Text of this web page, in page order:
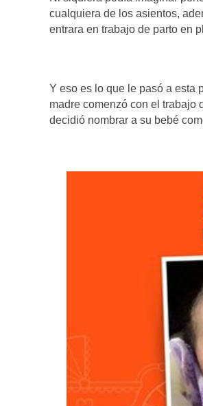
cualquiera de los asientos,
entrara en trabajo de parto en
Y eso es lo que le pasó a esta
madre comenzó con el trabajo
decidió nombrar a su bebé